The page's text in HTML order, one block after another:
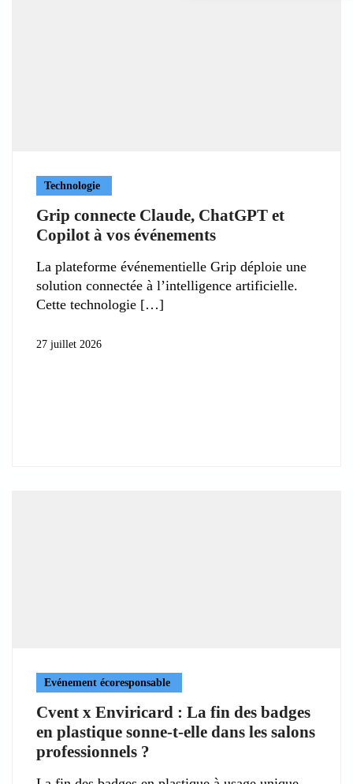
Technologie
Grip connecte Claude, ChatGPT et
Copilot à vos événements
La plateforme événementielle Grip déploie une
solution connectée à l’intelligence artificielle.
Cette technologie
27 juillet 2026
Evénement écoresponsable
Cvent x Enviricard : La fin des badges
en plastique sonne-t-elle dans les salons
professionnels ?